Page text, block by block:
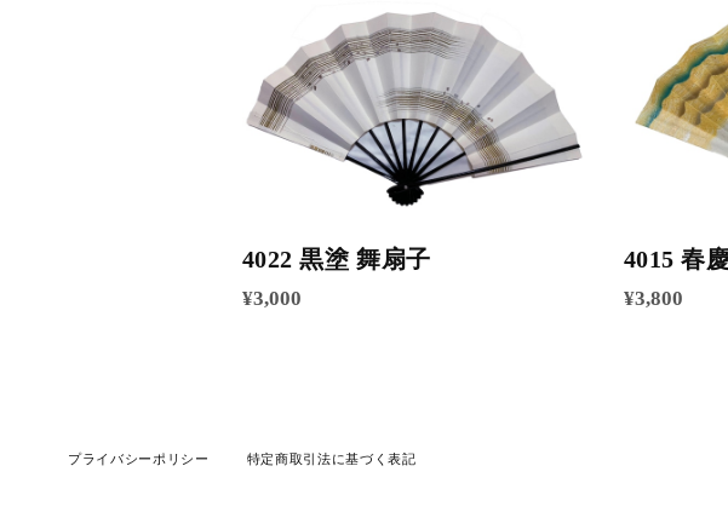
4022 黒塗 舞扇子
¥3,000
4015 春
¥3,800
プライバシーポリシー 特定商取引法に基づく表記